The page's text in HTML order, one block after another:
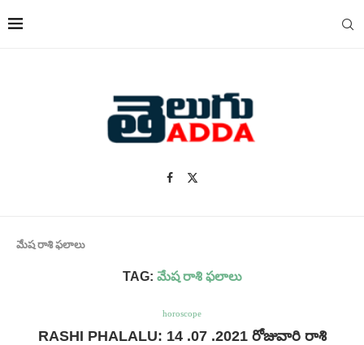
మేష రాశి ఫలాలు
TAG: మేష రాశి ఫలాలు
horoscope
RASHI PHALALU: 14 .07 .2021 రోజువారి రాశి